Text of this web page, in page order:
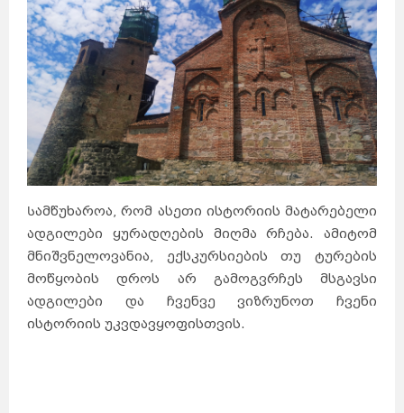
Სამწუხაროა, რომ ასეთი ისტორიის მატარებელი
ადგილები ყურადღების მიღმა რჩება. ამიტომ
მნიშვნელოვანია, ექსკურსიების თუ ტურების
მოწყობის დროს არ გამოგვრჩეს მსგავსი
ადგილები და ჩვენვე ვიზრუნოთ ჩვენი
ისტორიის უკვდავყოფისთვის.